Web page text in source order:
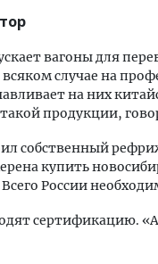
вагоны для
случае на
на них
продукции,
собственный
купить
России
сертификацию.